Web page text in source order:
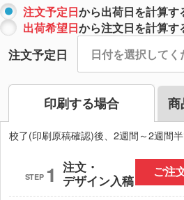
注文予定日から出荷日を計算す
出荷希望日から注文日を計算す
注文予定日
印刷する場合 商
校了(印刷原稿確認)後、2週間～2週間
STEP 1 注文・
デザイン入稿
ご注